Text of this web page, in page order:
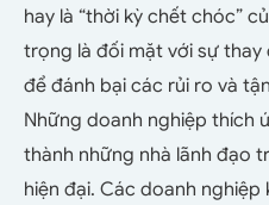
hay là “thời kỳ chết chóc”
trọng là đối mặt với sự
để đánh bại các rủi ro và
Những doanh nghiệp thích
thành những nhà lãnh đạo
hiện đại. Các doanh